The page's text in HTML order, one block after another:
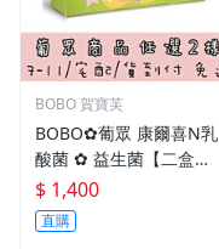
BOBO 賀寶芙
BOBO✿葡眾 康爾喜N乳
酸菌 ✿ 益生菌【二盒免
運】 超商付&先匯款宅配
另有康爾喜&康悅兒【13
90】
$ 1,400
直購